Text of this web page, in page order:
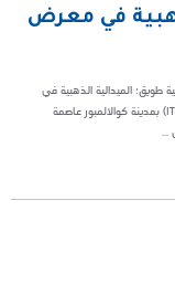
في معرض
طويق؛ الميدالية الذهبية في
مسابقة المعرض الدولي للاختراعات والابتكارات التقنية (ITEX 2025) بمدينة كوالالمبور عاصمة
...